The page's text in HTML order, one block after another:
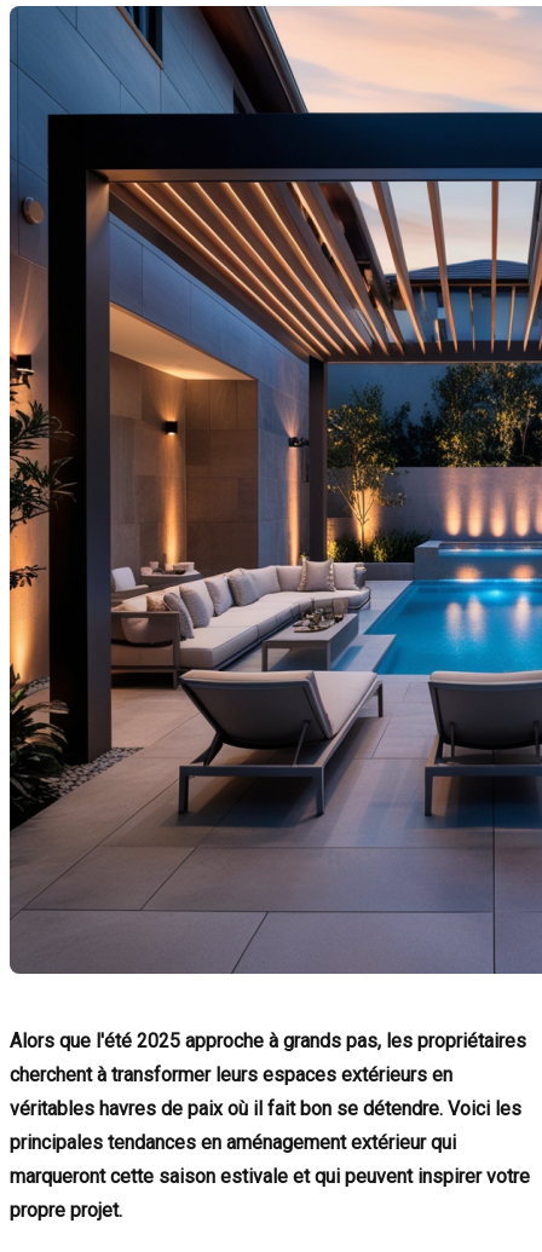
Alors que l'été 2025 approche à grands pas, les propriétaires
cherchent à transformer leurs espaces extérieurs en
véritables havres de paix où il fait bon se détendre. Voici les
principales tendances en aménagement extérieur qui
marqueront cette saison estivale et qui peuvent inspirer votre
propre projet.